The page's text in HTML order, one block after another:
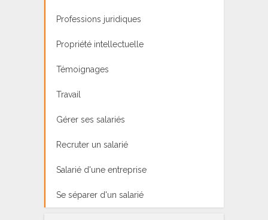
Professions juridiques
Propriété intellectuelle
Témoignages
Travail
Gérer ses salariés
Recruter un salarié
Salarié d'une entreprise
Se séparer d'un salarié